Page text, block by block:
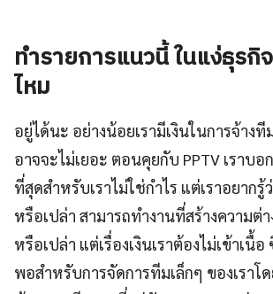
ทำรายการแนวนี้ ในแง่ธุรกิ
ไหม
อยู่ได้นะ อย่างน้อยเรามีเงินในการจ้างที
อาจจะไม่เยอะ ตอนคุยกับ PPTV เราบอ
ที่สุดสำหรับเราไม่ใช่กำไร แต่เราอยากรู้
หรือเปล่า สามารถทำงานที่สร้างความต่
หรือเปล่า แต่เรื่องเงินเราต้องไม่เข้าเนื้
พอสำหรับการจัดการทีมเล็กๆ ของเราโ